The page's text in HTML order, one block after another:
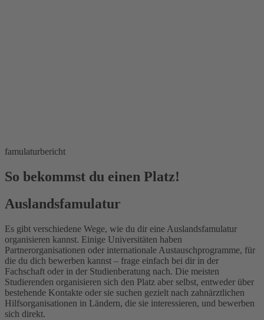
famulaturbericht
So bekommst du einen Platz!
Auslandsfamulatur
Es gibt verschiedene Wege, wie du dir eine Auslandsfamulatur
organisieren kannst. Einige Universitäten haben
Partnerorganisationen oder internationale Austauschprogramme, für
die du dich bewerben kannst – frage einfach bei dir in der
Fachschaft oder in der Studienberatung nach. Die meisten
Studierenden organisieren sich den Platz aber selbst, entweder über
bestehende Kontakte oder sie suchen gezielt nach zahnärztlichen
Hilfsorganisationen in Ländern, die sie interessieren, und bewerben
sich direkt.